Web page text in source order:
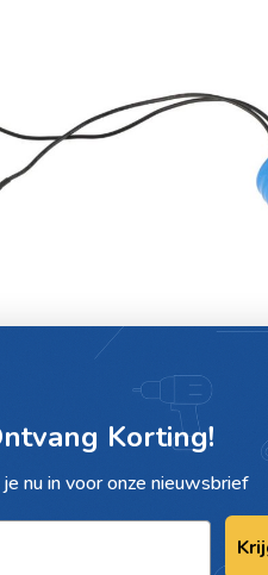
CONDENSATOR 300
Korting!
nu in voor onze nieuwsbrief